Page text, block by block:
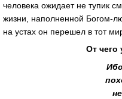
человека ожидает не тупик
жизни, наполненной Богом-
на устах он перешел в тот
От чего